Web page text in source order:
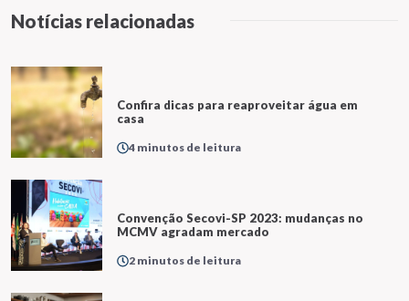
Notícias relacionadas
Confira dicas para reaproveitar água em
casa
4 minutos de leitura
Convenção Secovi-SP 2023: mudanças no
MCMV agradam mercado
2 minutos de leitura